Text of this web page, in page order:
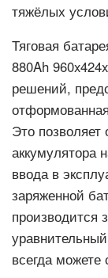
тяжёлых
Тяговая
880Ah
решений,
Это позволяет
аккумулятора
ввода в
заряженной
производится
всегда можете